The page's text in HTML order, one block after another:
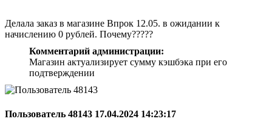
Делала заказ в магазине Впрок 12.05. в ожидании к
начислению 0 рублей. Почему?????
Комментарий администрации:
Магазин актуализирует сумму кэшбэка при его
подтверждении
Пользователь 48143 17.04.2024 14:23:17